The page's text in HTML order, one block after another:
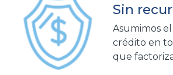
Sin
Asumimos
crédito en
que